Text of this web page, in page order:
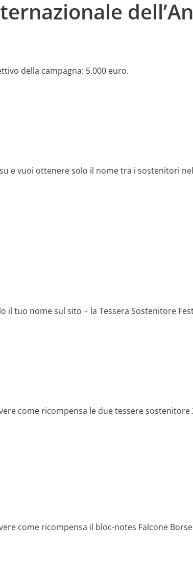
della campagna: 5.000 euro.
e vuoi ottenere solo il nome tra i sostenitori
tuo nome sul sito + la Tessera Sostenitore
come ricompensa le due tessere sostenitore
come ricompensa il bloc-notes Falcone